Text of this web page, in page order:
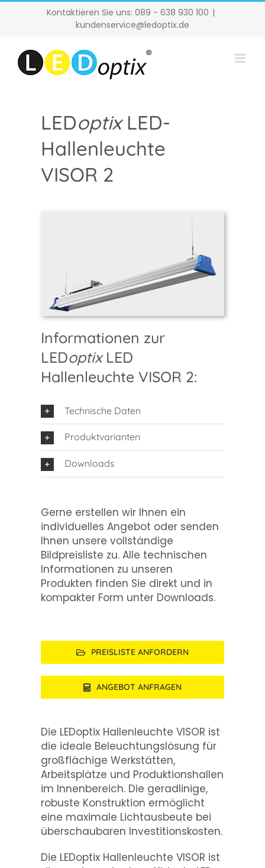
Zum
Kontaktieren Sie uns: 089 - 638 930 100 |
kundenservice@ledoptix.de
LEDoptixLED-
Hallenleuchte
VISOR 2
Informationen zur
LEDoptixLED
Hallenleuchte VISOR 2:
Technische Daten
Produktvarianten
Downloads
Gerne erstellen wir Ihnen ein
individuelles Angebot oder senden
Ihnen unsere vollständige
Bildpreisliste zu. Alle technischen
Informationen zu unseren
Produkten finden Sie direkt und in
kompakter Form unter Downloads.
PREISLISTE ANFORDERN
ANGEBOT ANFRAGEN
Die LEDoptix Hallenleuchte VISOR ist
die ideale Beleuchtungslösung für
großflächige Werkstätten,
Arbeitsplätze und Produktionshallen
im Innenbereich. Die geradlinige,
robuste Konstruktion ermöglicht
eine maximale Lichtausbeute bei
überschaubaren Investitionskosten.
Die LEDoptix Hallenleuchte VISOR ist